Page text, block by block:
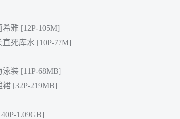
雅 [12P-105M]
死库水 [10P-77M]
装 [11P-68MB]
[32P-219MB]
1.09GB]